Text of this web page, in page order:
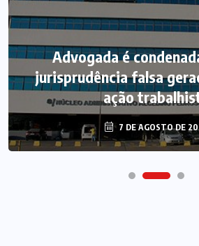
Advogada é
jurisprudência falsa
ação
7 DE AGOSTO DE